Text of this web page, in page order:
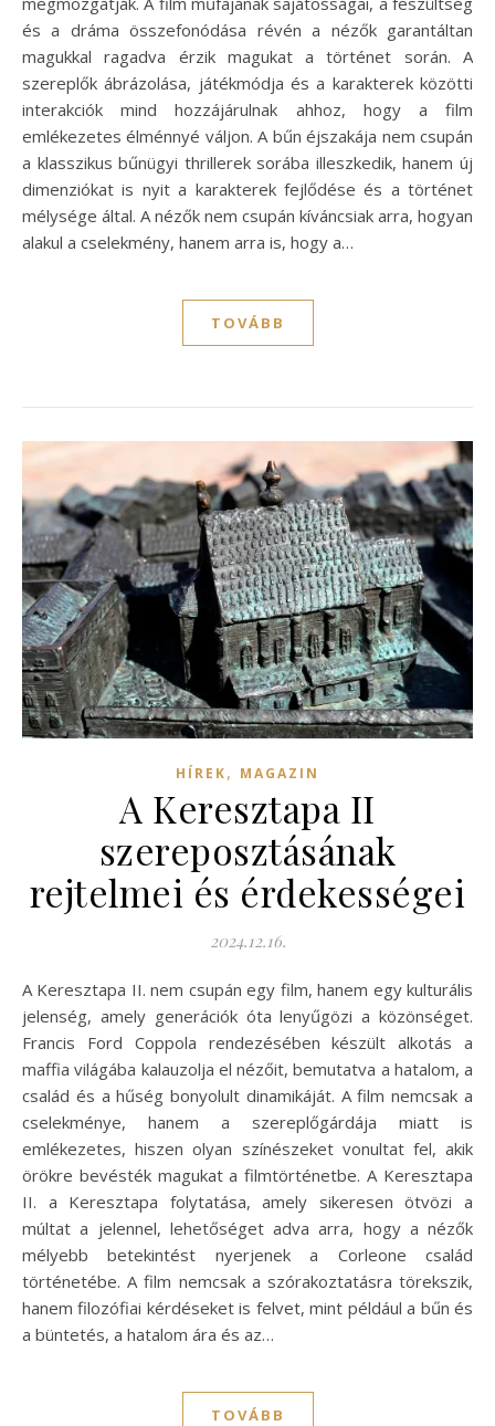
és a dráma összefonódása révén a nézők garantáltan
magukkal ragadva érzik magukat a történet során. A
szereplők ábrázolása, játékmódja és a karakterek közötti
interakciók mind hozzájárulnak ahhoz, hogy a film
emlékezetes élménnyé váljon. A bűn éjszakája nem csupán
a klasszikus bűnügyi thrillerek sorába illeszkedik, hanem új
dimenziókat is nyit a karakterek fejlődése és a történet
mélysége által. A nézők nem csupán kíváncsiak arra, hogyan
alakul a cselekmény, hanem arra is, hogy a…
TOVÁBB
HÍREK, MAGAZIN
A Keresztapa II
szereposztásának
rejtelmei és érdekességei
2024.12.16.
A Keresztapa II. nem csupán egy film, hanem egy kulturális
jelenség, amely generációk óta lenyűgözi a közönséget.
Francis Ford Coppola rendezésében készült alkotás a
maffia világába kalauzolja el nézőit, bemutatva a hatalom, a
család és a hűség bonyolult dinamikáját. A film nemcsak a
cselekménye, hanem a szereplőgárdája miatt is
emlékezetes, hiszen olyan színészeket vonultat fel, akik
örökre bevésték magukat a filmtörténetbe. A Keresztapa
II. a Keresztapa folytatása, amely sikeresen ötvözi a
múltat a jelennel, lehetőséget adva arra, hogy a nézők
mélyebb betekintést nyerjenek a Corleone család
történetébe. A film nemcsak a szórakoztatásra törekszik,
hanem filozófiai kérdéseket is felvet, mint például a bűn és
a büntetés, a hatalom ára és az…
TOVÁBB